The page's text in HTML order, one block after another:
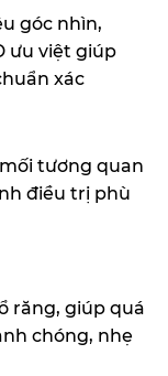
góc nhìn,
ưu việt giúp
xác
tương quan
điều trị phù
răng, giúp quá
chóng, nhẹ